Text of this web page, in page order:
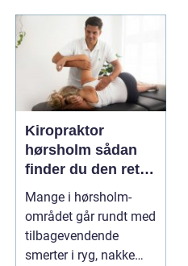
Kiropraktor
hørsholm sådan
finder du den rette
behandling i
nordsjælland
Mange i hørsholm-
området går rundt med
tilbagevendende
smerter i ryg, nakke